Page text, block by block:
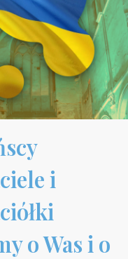
i
o Was i o